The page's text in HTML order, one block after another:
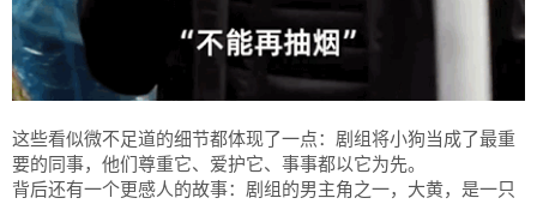
这些看似微不足道的细节都体现了一点：剧组将小狗当成了最重
要的同事，他们尊重它、爱护它、事事都以它为先。
背后还有一个更感人的故事：剧组的男主角之一，大黄，是一只